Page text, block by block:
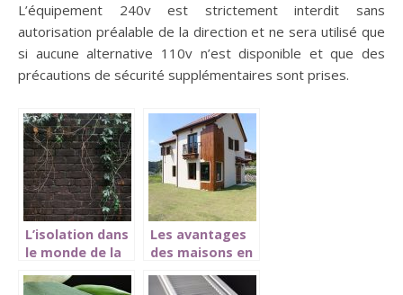
L’équipement 240v est strictement interdit sans
autorisation préalable de la direction et ne sera utilisé que
si aucune alternative 110v n’est disponible et que des
précautions de sécurité supplémentaires sont prises.
L’isolation dans
le monde de la
Les avantages
des maisons en